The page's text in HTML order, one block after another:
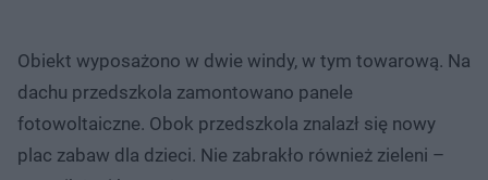
Obiekt wyposażono w dwie windy, w tym towarową. Na
dachu przedszkola zamontowano panele
fotowoltaiczne. Obok przedszkola znalazł się nowy
plac zabaw dla dzieci. Nie zabrakło również zieleni –